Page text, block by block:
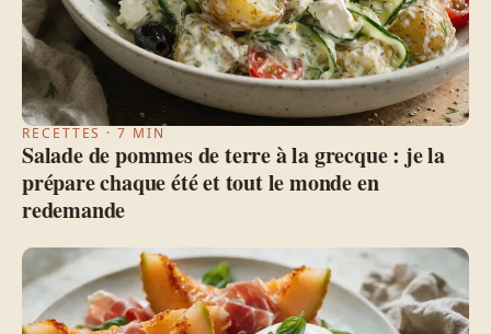
RECETTES · 7 MIN
Salade de pommes de terre à la grecque : je la
prépare chaque été et tout le monde en
redemande